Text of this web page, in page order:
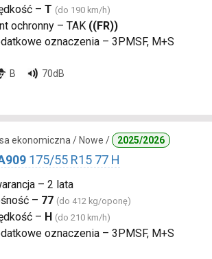
– T (do 190 km/h)
ochronny – TAK ((FR))
oznaczenia – 3PMSF, M+S
B 70dB
ekonomiczna / Nowe / 2025/2026
175/55 R15 77 H
– 2 lata
– 77 (do 412 kg/oponę)
– H (do 210 km/h)
oznaczenia – 3PMSF, M+S